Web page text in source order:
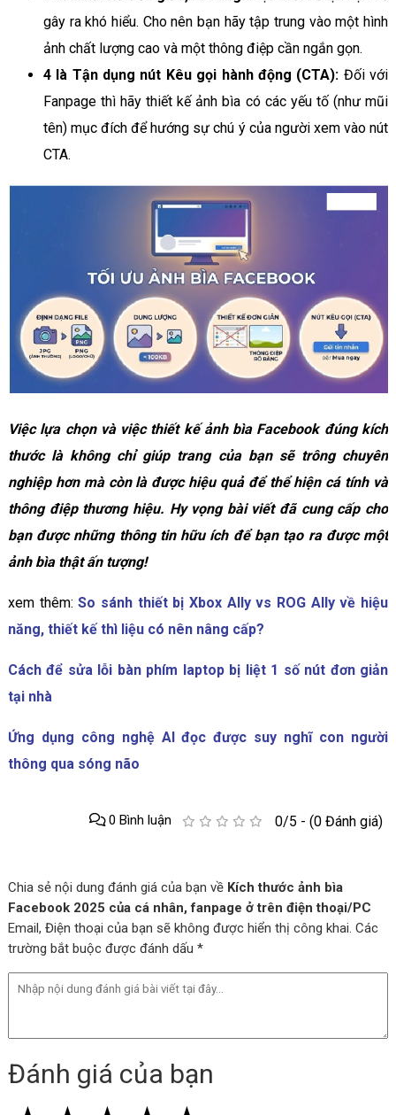
gây ra khó hiểu. Cho nên bạn hãy tập trung vào một hình
ảnh chất lượng cao và một thông điệp cần ngắn gọn.
4 là Tận dụng nút Kêu gọi hành động (CTA): Đối với
Fanpage thì hãy thiết kế ảnh bìa có các yếu tố (như mũi
tên) mục đích để hướng sự chú ý của người xem vào nút
CTA.
Việc lựa chọn và việc thiết kế ảnh bìa Facebook đúng kích
thước là không chỉ giúp trang của bạn sẽ trông chuyên
nghiệp hơn mà còn là được hiệu quả để thể hiện cá tính và
thông điệp thương hiệu. Hy vọng bài viết đã cung cấp cho
bạn được những thông tin hữu ích để bạn tạo ra được một
ảnh bìa thật ấn tượng!
xem thêm:So sánh thiết bị Xbox Ally vs ROG Ally về hiệu
năng, thiết kế thì liệu có nên nâng cấp?
Cách để sửa lỗi bàn phím laptop bị liệt 1 số nút đơn giản
tại nhà
Ứng dụng công nghệ AI đọc được suy nghĩ con người
thông qua sóng não
0/5 - (0 Đánh giá)
0 Bình luận
Chia sẻ nội dung đánh giá của bạn về Kích thước ảnh bìa
Facebook 2025 của cá nhân, fanpage ở trên điện thoại/PC
Email, Điện thoại của bạn sẽ không được hiển thị công khai. Các
trường bắt buộc được đánh dấu *
Đánh giá của bạn